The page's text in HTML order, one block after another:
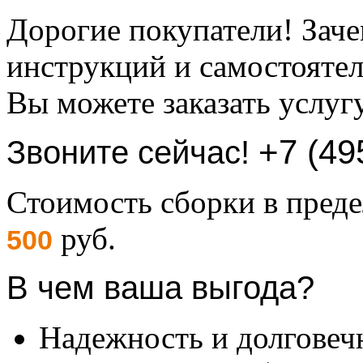
Дорогие покупатели!
инструкций и
Вы можете заказать
Звоните сейчас! +7
Стоимость сборки в
500 руб.
В чем ваша выгода?
Надежность и